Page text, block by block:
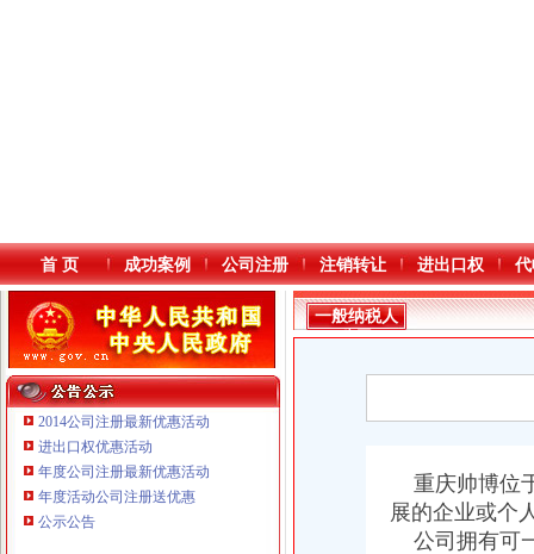
本站导航
首 页 成功案例 公司注册 注销转让 进出口权
2014公司注册最新优惠活动
进出口权优惠活动
年度公司注册最新优惠活动
年度活动公司注册送优惠
公示公告
重庆鸽牌电线电缆有限公司 渝北10010万 (进出口权)
重庆傲志众达投资咨询有限责任公司 渝九1000万 （增资）
一般纳税人
公司
重庆帅博位
展的企业或个
公司拥有可